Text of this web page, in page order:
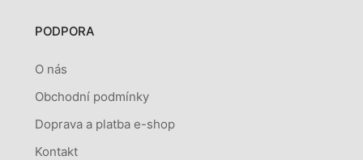
PODPORA
O nás
Obchodní podmínky
Doprava a platba e-shop
Kontakt